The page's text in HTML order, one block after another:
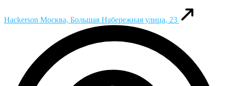
Hackerson Москва, Большая Набережная улица, 23